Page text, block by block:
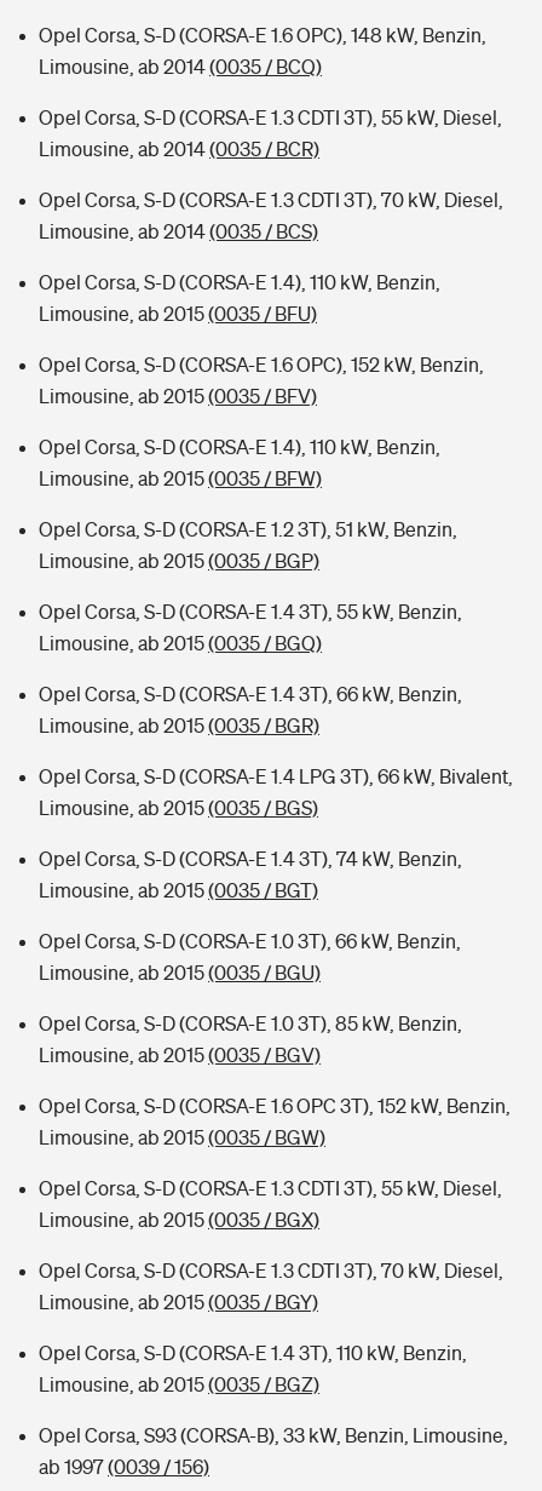
Opel Corsa, S-D (CORSA-E 1.6 OPC), 148 kW, Benzin,
Limousine, ab 2014(0035 / BCQ)
Opel Corsa, S-D (CORSA-E 1.3 CDTI 3T), 55 kW, Diesel,
Limousine, ab 2014(0035 / BCR)
Opel Corsa, S-D (CORSA-E 1.3 CDTI 3T), 70 kW, Diesel,
Limousine, ab 2014(0035 / BCS)
Opel Corsa, S-D (CORSA-E 1.4), 110 kW, Benzin,
Limousine, ab 2015(0035 / BFU)
Opel Corsa, S-D (CORSA-E 1.6 OPC), 152 kW, Benzin,
Limousine, ab 2015(0035 / BFV)
Opel Corsa, S-D (CORSA-E 1.4), 110 kW, Benzin,
Limousine, ab 2015(0035 / BFW)
Opel Corsa, S-D (CORSA-E 1.2 3T), 51 kW, Benzin,
Limousine, ab 2015(0035 / BGP)
Opel Corsa, S-D (CORSA-E 1.4 3T), 55 kW, Benzin,
Limousine, ab 2015(0035 / BGQ)
Opel Corsa, S-D (CORSA-E 1.4 3T), 66 kW, Benzin,
Limousine, ab 2015(0035 / BGR)
Opel Corsa, S-D (CORSA-E 1.4 LPG 3T), 66 kW, Bivalent,
Limousine, ab 2015(0035 / BGS)
Opel Corsa, S-D (CORSA-E 1.4 3T), 74 kW, Benzin,
Limousine, ab 2015(0035 / BGT)
Opel Corsa, S-D (CORSA-E 1.0 3T), 66 kW, Benzin,
Limousine, ab 2015(0035 / BGU)
Opel Corsa, S-D (CORSA-E 1.0 3T), 85 kW, Benzin,
Limousine, ab 2015(0035 / BGV)
Opel Corsa, S-D (CORSA-E 1.6 OPC 3T), 152 kW, Benzin,
Limousine, ab 2015(0035 / BGW)
Opel Corsa, S-D (CORSA-E 1.3 CDTI 3T), 55 kW, Diesel,
Limousine, ab 2015(0035 / BGX)
Opel Corsa, S-D (CORSA-E 1.3 CDTI 3T), 70 kW, Diesel,
Limousine, ab 2015(0035 / BGY)
Opel Corsa, S-D (CORSA-E 1.4 3T), 110 kW, Benzin,
Limousine, ab 2015(0035 / BGZ)
Opel Corsa, S93 (CORSA-B), 33 kW, Benzin, Limousine,
ab 1997(0039 / 156)